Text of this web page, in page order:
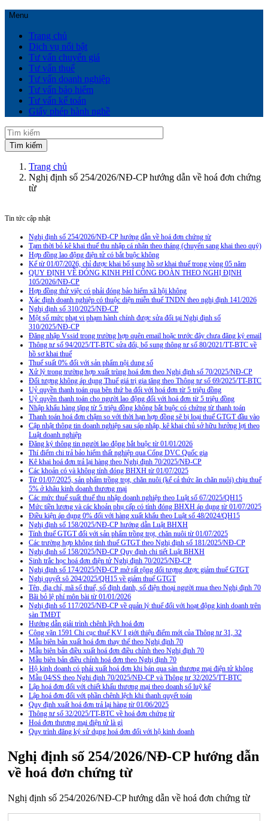
Menu
Trang chủ
Dịch vụ nổi bật
Tư vấn chuyển giá
Tư vấn thuế
Tư vấn doanh nghiệp
Tư vấn bảo hiểm
Tư vấn kế toán
Giấy phép hành nghề
Trang chủ
Nghị định số 254/2026/NĐ-CP hướng dẫn về hoá đơn chứng
từ
Tin tức cập nhật
Nghị định số 254/2026/NĐ-CP hướng dẫn về hoá đơn chứng từ
Tạm thời bỏ kê khai thuế thu nhập cá nhân theo tháng (chuyển sang khai theo quý)
Hợp đồng lao động điện tử có bắt buộc không
Kể từ 01/07/2026, chỉ được khai bổ sung hồ sơ khai thuế trong vòng 05 năm
QUY ĐỊNH VỀ ĐÓNG KINH PHÍ CÔNG ĐOÀN THEO NGHỊ ĐỊNH
105/2026/NĐ-CP
Hợp đồng thử việc có phải đóng bảo hiểm xã hội không
Xác định doanh nghiệp có thuộc diện miễn thuế TNDN theo nghị định 141/2026
Nghị định số 310/2025/NĐ-CP
Một số mức phạt vi phạm hành chính được sửa đổi tại Nghị định số
310/2025/NĐ-CP
Đăng nhập Vssid trong trường hợp quên email hoặc trước đây chưa đăng ký email
Thông tư số 94/2025/TT-BTC sửa đổi, bổ sung thông tư số 80/2021/TT-BTC về
hồ sơ khai thuế
Thuế suất 0% đối với sản phẩm nội dung số
Xử lý trong trường hợp xuất trùng hoá đơn theo Nghị định số 70/2025/NĐ-CP
Đối tượng không áp dụng Thuế giá trị gia tăng theo Thông tư số 69/2025/TT-BTC
Uỷ quyền thanh toán qua bên thứ ba đối với hoá đơn từ 5 triệu đồng
Uỷ quyền thanh toán cho người lao động đối với hoá đơn từ 5 triệu đồng
Nhập khẩu hàng tặng từ 5 triệu đồng không bắt buộc có chứng từ thanh toán
Thanh toán hoá đơn chậm so với thời hạn hợp đồng sẽ bị loại thuế GTGT đầu vào
Cập nhật thông tin doanh nghiệp sau sáp nhập, kê khai chủ sở hữu hưởng lợi theo
Luật doanh nghiệp
Đăng ký thông tin người lao động bắt buộc từ 01/01/2026
Thí điểm chi trả bảo hiểm thất nghiệp qua Cổng DVC Quốc gia
Kê khai hoá đơn trả lại hàng theo Nghị định 70/2025/NĐ-CP
Các khoản có và không tính đóng BHXH từ 01/07/2025
Từ 01/07/2025, sản phẩm trồng trọt, chăn nuôi (kể cả thức ăn chăn nuôi) chịu thuế
5% ở khâu kinh doanh thương mại
Các mức thuế suất thuế thu nhập doanh nghiệp theo Luật số 67/2025/QH15
Mức tiền lương và các khoản phụ cấp có tính đóng BHXH áp dụng từ 01/07/2025
Điều kiện áp dụng 0% đối với hàng xuất khẩu theo Luật số 48/2024/QH15
Nghị định số 158/2025/NĐ-CP hướng dẫn Luật BHXH
Tính thuế GTGT đối với sản phẩm trồng trọt, chăn nuôi từ 01/07/2025
Các trường hợp không tính thuế GTGT theo Nghị định số 181/2025/NĐ-CP
Nghị định số 158/2025/NĐ-CP Quy định chi tiết Luật BHXH
Sinh trắc học hoá đơn điện tử Nghị định 70/2025/NĐ-CP
Nghị định số 174/2025/NĐ-CP mở rất rộng đối tượng được giảm thuế GTGT
Nghị quyết sô 204/2025/QH15 về giảm thuế GTGT
Tên, địa chỉ, mã số thuế, số định danh, số điện thoại người mua theo Nghị định 70
Bãi bỏ lệ phí môn bài từ 01/01/2026
Nghị định số 117/2025/NĐ-CP về quản lý thuế đối với hoạt động kinh doanh trên
sàn TMĐT
Hướng dẫn giải trình chênh lệch hoá đơn
Công văn 1591 Chi cục thuế KV I giới thiệu điểm mới của Thông tư 31, 32
Mẫu biên bản xuất hoá đơn thay thế theo Nghị định 70
Mẫu biên bản điều xuất hoá đơn điều chỉnh theo Nghị định 70
Mẫu biên bản điều chỉnh hoá đơn theo Nghị định 70
Hộ kinh doanh có phải xuất hoá đơn khi bán qua sàn thương mại điện tử không
Mẫu 04/SS theo Nghi định 70/2025/NĐ-CP và Thông tư 32/2025/TT-BTC
Lập hoá đơn đối với chiết khấu thương mại theo doanh số luỹ kế
Lập hoá đơn đối với phần chênh lệch khi thanh quyết toán
Quy định xuất hoá đơn trả lại hàng từ 01/06/2025
Thông tư số 32/2025/TT-BTC về hoá đơn chứng từ
Hoá đơn thương mại điện tử là gì
Quy trình đăng ký sử dụng hoá đơn đối với hộ kinh doanh
Nghị định số 254/2026/NĐ-CP hướng dẫn
về hoá đơn chứng từ
Nghị định số 254/2026/NĐ-CP hướng dẫn về hoá đơn chứng từ